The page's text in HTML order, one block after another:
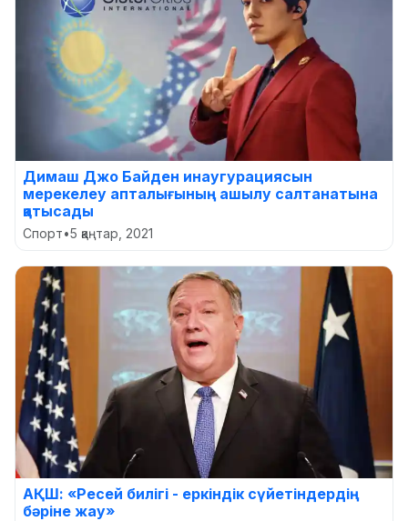
Димаш Джо Байден инаугурациясын
мерекелеу апталығының ашылу салтанатына
қатысады
Спорт•5 қаңтар, 2021
АҚШ: «Ресей билігі - еркіндік сүйетіндердің
бәріне жау»